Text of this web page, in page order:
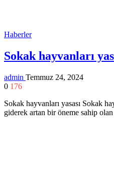
Haberler
Sokak hayvanları
admin Temmuz 24, 2024
0 176
Sokak hayvanları yasası Sokak
giderek artan bir öneme sahip